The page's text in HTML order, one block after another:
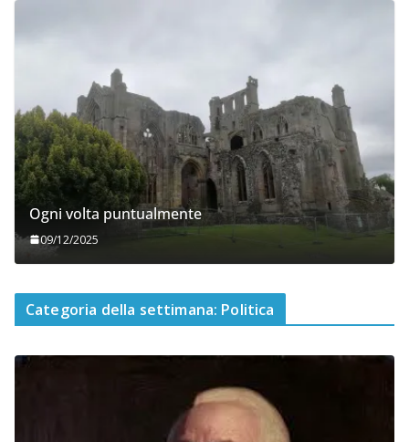
Ogni volta puntualmente
09/12/2025
Categoria della settimana: Politica